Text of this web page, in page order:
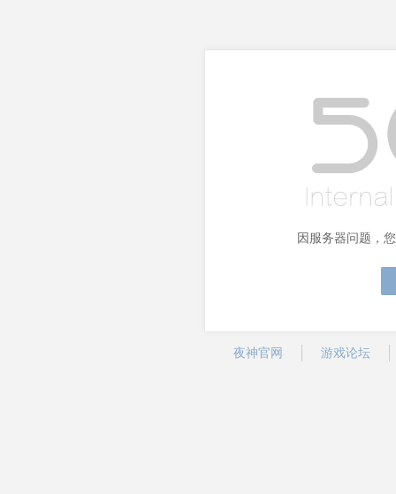
因服务器问题，
夜神官网 游戏论坛